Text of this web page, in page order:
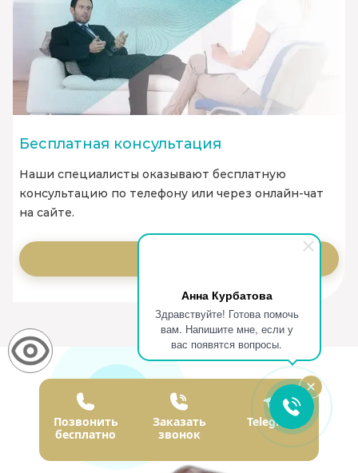
Анна Курбатова
Здравствуйте! Готова помочь
вам. Напишите мне, если у
вас появятся вопросы.
Бесплатная консультация
Наши специалисты оказывают бесплатную
консультацию по телефону или через онлайн-чат
на сайте.
Наши врачи
Позвонить
бесплатно
Заказать
звонок
Telegram